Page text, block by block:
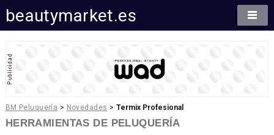
beautymarket.es
BM Peluquería > Novedades > Termix Profesional
HERRAMIENTAS DE PELUQUERÍA